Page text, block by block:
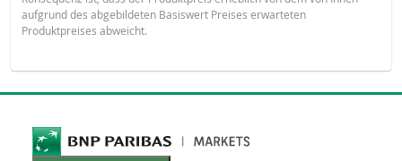
aufgrund des abgebildeten Basiswert Preises erwarteten
Produktpreises abweicht.